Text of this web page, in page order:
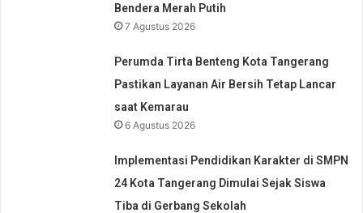
Bendera Merah Putih
7 Agustus 2026
Perumda Tirta Benteng Kota Tangerang
Pastikan Layanan Air Bersih Tetap Lancar
saat Kemarau
6 Agustus 2026
Implementasi Pendidikan Karakter di SMPN
24 Kota Tangerang Dimulai Sejak Siswa
Tiba di Gerbang Sekolah